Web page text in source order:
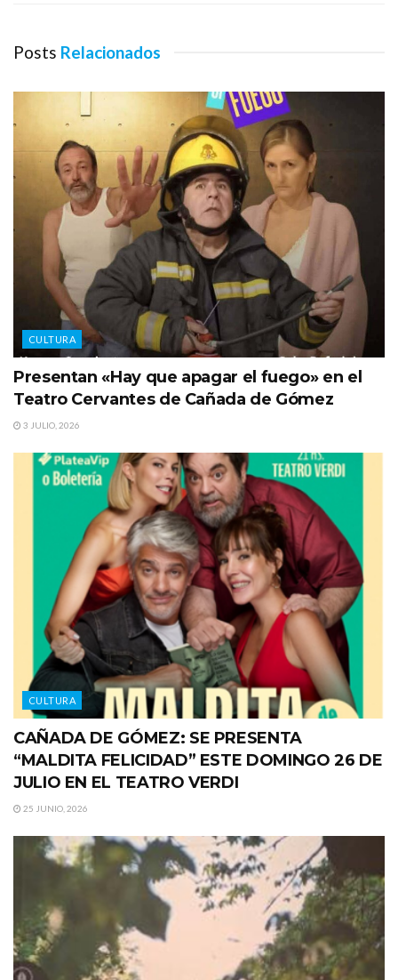
Posts Relacionados
CULTURA
Presentan «Hay que apagar el fuego» en el
Teatro Cervantes de Cañada de Gómez
3 JULIO, 2026
CULTURA
CAÑADA DE GÓMEZ: SE PRESENTA
“MALDITA FELICIDAD” ESTE DOMINGO 26 DE
JULIO EN EL TEATRO VERDI
25 JUNIO, 2026